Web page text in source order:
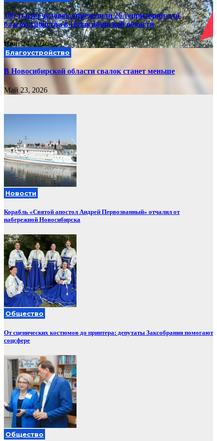
185 тысяч человек определили 26 территорий для
благоустройства в Новосибирской области
Июн 24, 2026
Благоустройство
В Новосибирской области свалок станет меньше
Май 23, 2026
Новости
Корабль «Святой апостол Андрей Первозванный» отчалил от
набережной Новосибирска
Общество
От сценических костюмов до принтера: депутаты Заксобрания помогают
соцсфере
Общество